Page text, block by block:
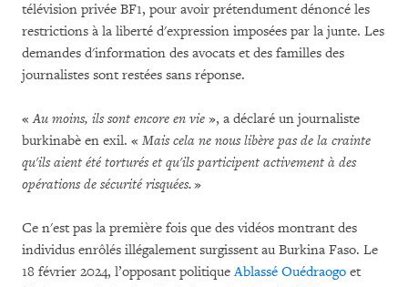
télévision privée BF1, pour avoir prétendument dénoncé les
restrictions à la liberté d'expression imposées par la junte. Les
demandes d'information des avocats et des familles des
journalistes sont restées sans réponse.
«Au moins, ils sont encore en vie », a déclaré un journaliste
burkinabè en exil. « Mais cela ne nous libère pas de la crainte
qu'ils aient été torturés et qu'ils participent activement à des
opérations de sécurité risquées.»
Ce n'est pas la première fois que des vidéos montrant des
individus enrôlés illégalement surgissent au Burkina Faso. Le
18 février 2024, l’opposant politiqueAblassé Ouédraogo et